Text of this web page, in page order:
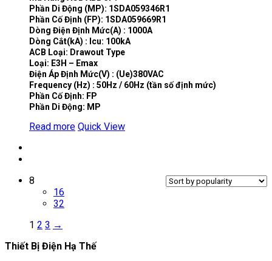
Phần Di Động (MP): 1SDA059346R1
Phần Cố Định (FP): 1SDA059669R1
Dòng Điện Định Mức(A) : 1000A
Dòng Cắt(kA) : Icu: 100kA
ACB Loại: Drawout Type
Loại: E3H – Emax
Điện Áp Định Mức(V) : (Ue)380VAC
Frequency (Hz) : 50Hz / 60Hz (tần số định mức)
Phần Cố Định: FP
Phần Di Động: MP
Read more Quick View
8
16
32
1 2 3 →
Thiết Bị Điện Hạ Thế